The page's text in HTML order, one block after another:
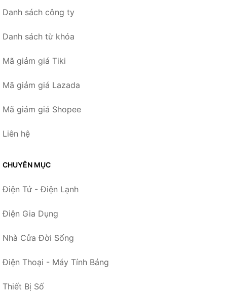
Danh sách công ty
Danh sách từ khóa
Mã giảm giá Tiki
Mã giảm giá Lazada
Mã giảm giá Shopee
Liên hệ
CHUYÊN MỤC
Điện Tử - Điện Lạnh
Điện Gia Dụng
Nhà Cửa Đời Sống
Điện Thoại - Máy Tính Bảng
Thiết Bị Số